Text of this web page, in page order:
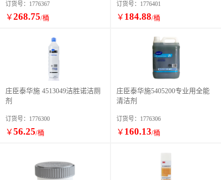
订货号：1776367
￥268.75/桶
订货号：1776401
￥ 184.88/桶
庄臣泰华施 4513049洁胜诺洁厕
剂
订货号：1776300
￥56.25/桶
庄臣泰华施5405200专业用全能
清洁剂
订货号：1776306
￥ 160.13/桶